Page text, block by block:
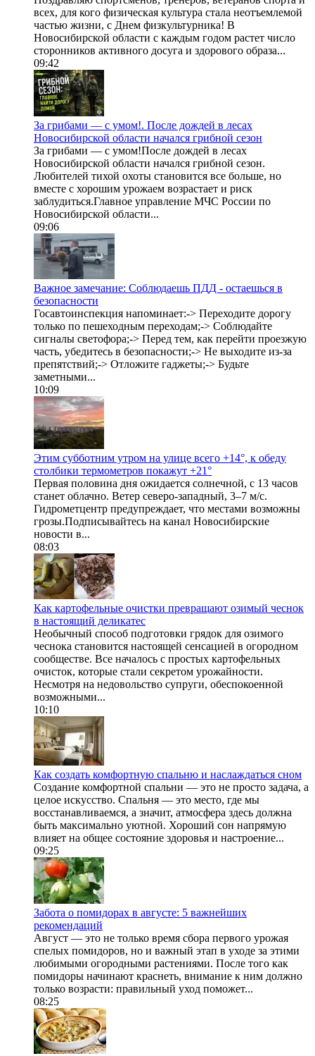
всех, для кого физическая культура стала неотъемлемой
частью жизни, с Днем физкультурника! В
Новосибирской области с каждым годом растет число
сторонников активного досуга и здорового образа...
09:42
За грибами — с умом!. После дождей в лесах
Новосибирской области начался грибной сезон
За грибами — с умом!После дождей в лесах
Новосибирской области начался грибной сезон.
Любителей тихой охоты становится все больше, но
вместе с хорошим урожаем возрастает и риск
заблудиться.Главное управление МЧС России по
Новосибирской области...
09:06
Важное замечание: Соблюдаешь ПДД - остаешься в
безопасности
Госавтоинспекция напоминает:-> Переходите дорогу
только по пешеходным переходам;-> Соблюдайте
сигналы светофора;-> Перед тем, как перейти проезжую
часть, убедитесь в безопасности;-> Не выходите из-за
препятствий;-> Отложите гаджеты;-> Будьте
заметными...
10:09
Этим субботним утром на улице всего +14°, к обеду
столбики термометров покажут +21°
Первая половина дня ожидается солнечной, с 13 часов
станет облачно. Ветер северо-западный, 3–7 м/c.
Гидрометцентр предупреждает, что местами возможны
грозы.Подписывайтесь на канал Новосибирские
новости в...
08:03
Как картофельные очистки превращают озимый чеснок
в настоящий деликатес
Необычный способ подготовки грядок для озимого
чеснока становится настоящей сенсацией в огородном
сообществе. Все началось с простых картофельных
очисток, которые стали секретом урожайности.
Несмотря на недовольство супруги, обеспокоенной
возможными...
10:10
Как создать комфортную спальню и наслаждаться сном
Создание комфортной спальни — это не просто задача, а
целое искусство. Спальня — это место, где мы
восстанавливаемся, а значит, атмосфера здесь должна
быть максимально уютной. Хороший сон напрямую
влияет на общее состояние здоровья и настроение...
09:25
Забота о помидорах в августе: 5 важнейших
рекомендаций
Август — это не только время сбора первого урожая
спелых помидоров, но и важный этап в уходе за этими
любимыми огородными растениями. После того как
помидоры начинают краснеть, внимание к ним должно
только возрасти: правильный уход поможет...
08:25